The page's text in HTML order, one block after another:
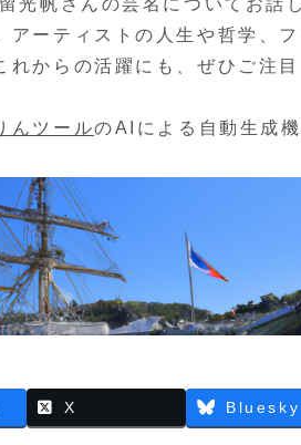
アーティストの人生や哲学、
れからの活躍にも、ぜひご注
んツールのAIによる自動生成
X Bluesky